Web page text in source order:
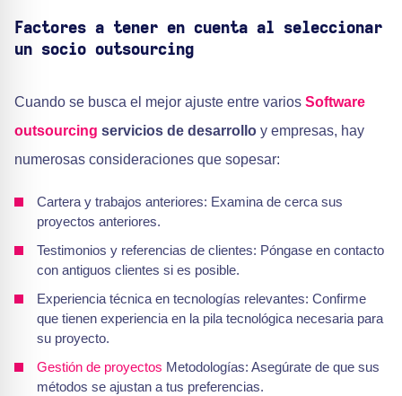
Factores a tener en cuenta al seleccionar
un socio outsourcing
Cuando se busca el mejor ajuste entre varios Software
outsourcing servicios de desarrollo y empresas, hay
numerosas consideraciones que sopesar:
Cartera y trabajos anteriores: Examina de cerca sus
proyectos anteriores.
Testimonios y referencias de clientes: Póngase en contacto
con antiguos clientes si es posible.
Experiencia técnica en tecnologías relevantes: Confirme
que tienen experiencia en la pila tecnológica necesaria para
su proyecto.
Gestión de proyectos Metodologías: Asegúrate de que sus
métodos se ajustan a tus preferencias.